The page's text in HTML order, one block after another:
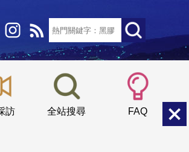
訪 全站搜尋 FAQ
小 中